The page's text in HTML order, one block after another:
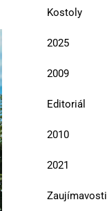
Kostoly
2025
2009
Editoriál
2010
2021
Zaujímavosti